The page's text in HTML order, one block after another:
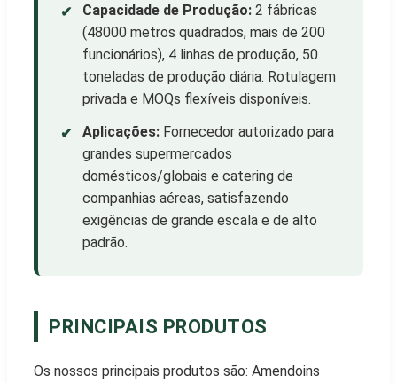
✔ Capacidade de Produção: 2 fábricas
(48000 metros quadrados, mais de 200
funcionários), 4 linhas de produção, 50
toneladas de produção diária. Rotulagem
privada e MOQs flexíveis disponíveis.
✔ Aplicações: Fornecedor autorizado para
grandes supermercados
domésticos/globais e catering de
companhias aéreas, satisfazendo
exigências de grande escala e de alto
padrão.
PRINCIPAIS PRODUTOS
Os nossos principais produtos são: Amendoins